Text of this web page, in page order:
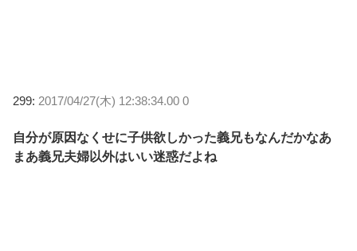
299: 2017/04/27(木) 12:38:34.00 0
自分が原因なくせに子供欲しかった義兄もなんだかなあ
まあ義兄夫婦以外はいい迷惑だよね